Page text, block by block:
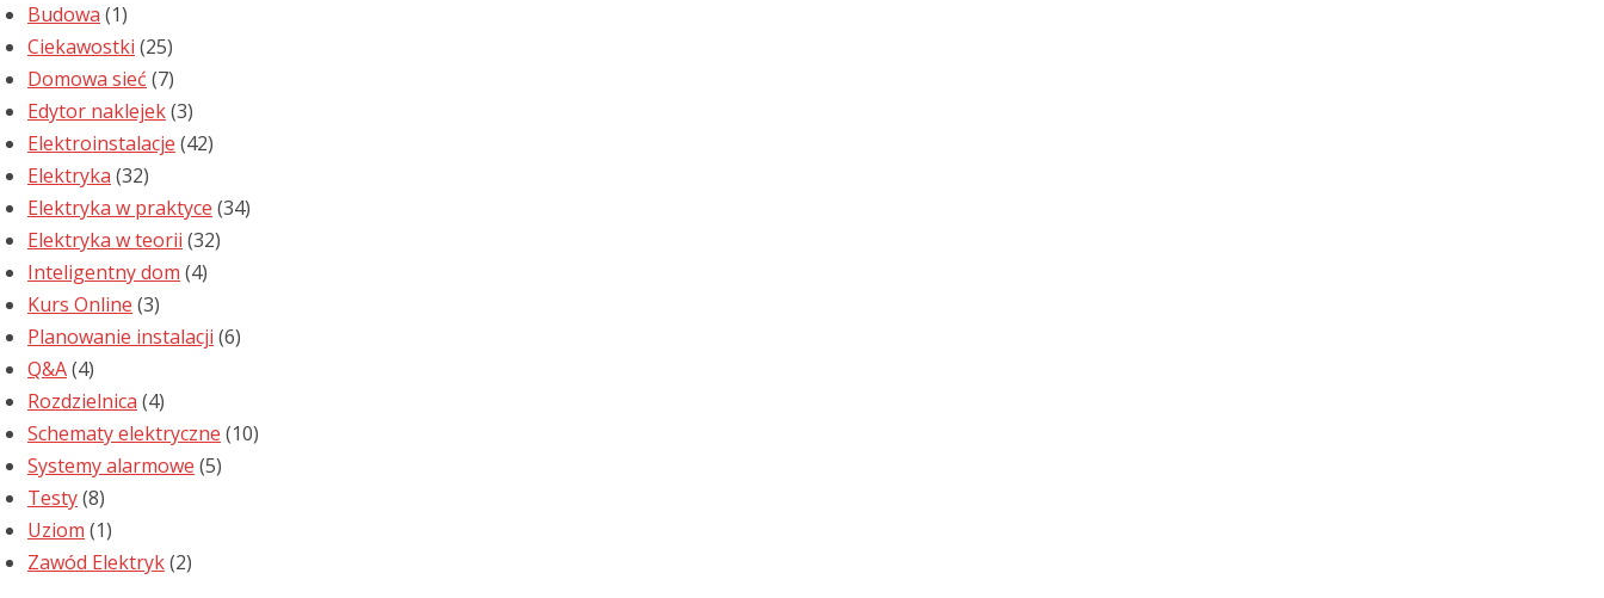
Budowa (1)
Ciekawostki (25)
Domowa sieć (7)
Edytor naklejek(3)
Elektroinstalacje (42)
Elektryka (32)
Elektryka w praktyce (34)
Elektryka w teorii (32)
Inteligentny dom (4)
Kurs Online (3)
Planowanie instalacji (6)
Q&A(4)
Rozdzielnica (4)
Schematy elektryczne (10)
Systemy alarmowe (5)
Testy(8)
Uziom (1)
Zawód Elektryk(2)